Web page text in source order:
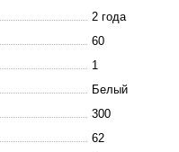
2 года
60
1
Белый
300
62